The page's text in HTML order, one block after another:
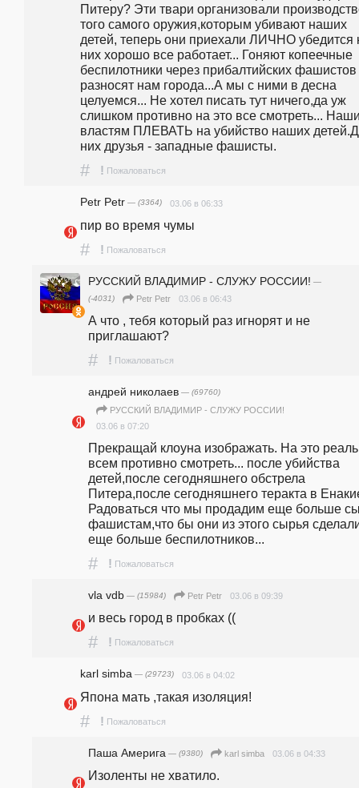
Питеру? Эти твари организовали
того самого оружия,которым убивают наших
детей, теперь они приехали ЛИЧНО убедится
них хорошо все работает... Гоняют копеечные
беспилотники через прибалтийских фашистов
разносят нам города...А мы с ними в десна
целуемся... Не хотел писать тут ничего,да уж
слишком противно на это все смотреть...
властям ПЛЕВАТЬ на убийство наших
них друзья - западные фашисты.
# ! Пожаловаться
Petr Petr — (3364) 03.06 в 06:33
пир во время чумы
# ! Пожаловаться
РУССКИЙ ВЛАДИМИР - СЛУЖУ РОССИИ! —
(-4031)
Petr Petr 03.06 в 06:43
А что , тебя который раз игнорят и не
приглашают?
# ! Пожаловаться
андpeй николаев — (69760)
РУССКИЙ ВЛАДИМИР - СЛУЖУ РОССИИ!
03.06 в 07:20
Прекращай клоуна изображать. На это
всем противно смотреть... после убийства
детей,после сегодняшнего обстрела
Питера,после сегодняшнего теракта в
Радоваться что мы продадим еще больше
фашистам,что бы они из этого сырья
еще больше беспилотников...
# ! Пожаловаться
vla vdb — (15984) Petr Petr 03.06 в 09:39
и весь город в пробках ((
# ! Пожаловаться
karl simba — (29723) 03.06 в 04:02
Япона мать ,такая изоляция!
# ! Пожаловаться
Паша Америга — (9380) karl simba 03.06 в 04:33
Изоленты не хватило.